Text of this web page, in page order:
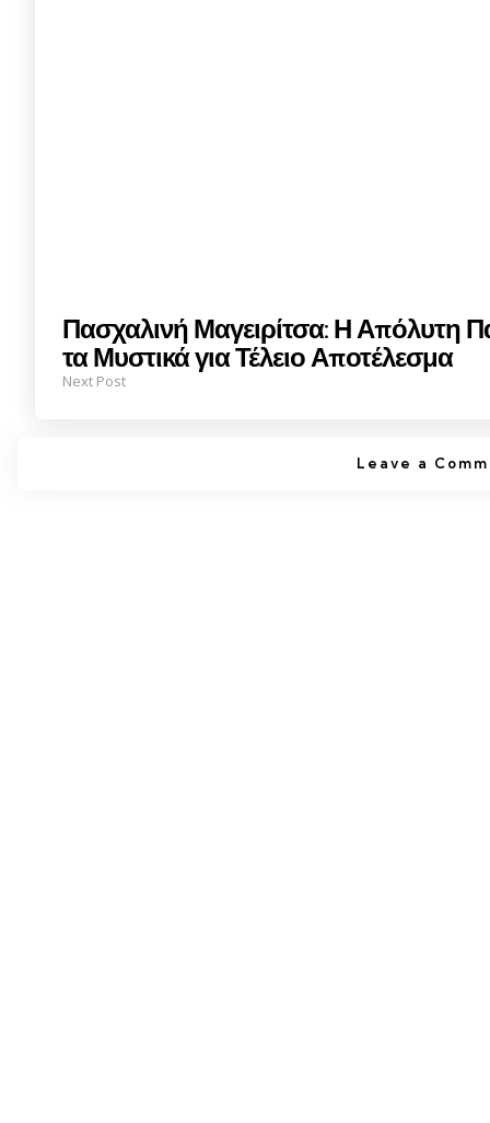
Πασχαλινή Μαγειρίτσα: Η Απόλυτη
τα Μυστικά για Τέλειο Αποτέλεσμα
Next Post
Leave a